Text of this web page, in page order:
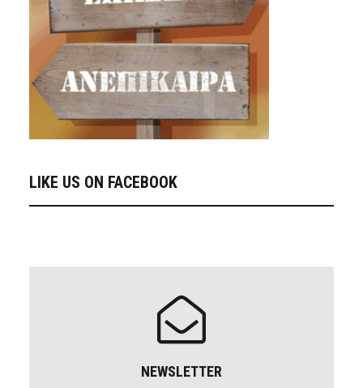
LIKE US ON FACEBOOK
NEWSLETTER